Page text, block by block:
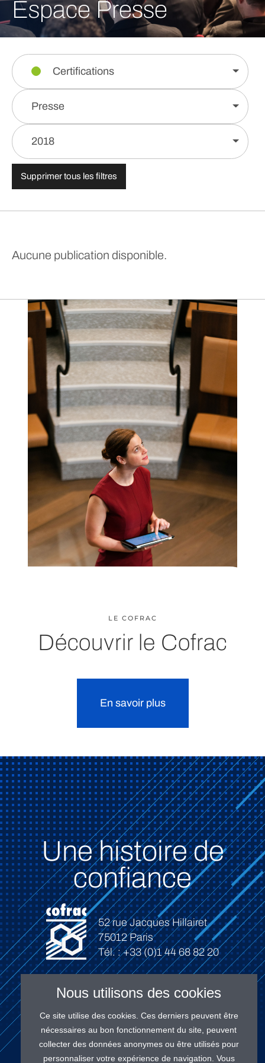
Espace Presse
Certifications
Presse
2018
Supprimer tous les filtres
Aucune publication disponible.
LE COFRAC
Découvrir le Cofrac
En savoir plus
Une histoire de
confiance
52 rue Jacques Hillairet
75012 Paris
Tél. : +33 (0)1 44 68 82 20
Connexion
Nous utilisons des cookies
Ce site utilise des cookies. Ces derniers peuvent être
nécessaires au bon fonctionnement du site, peuvent
collecter des données anonymes ou être utilisés pour
personnaliser votre expérience de navigation. Vous